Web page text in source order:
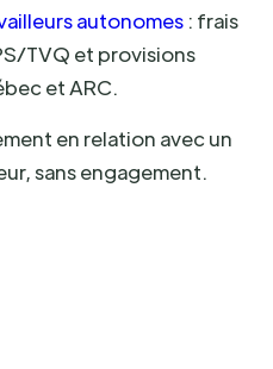
autonomes : frais
TVQ et provisions
et ARC.
en relation avec un
sans engagement.